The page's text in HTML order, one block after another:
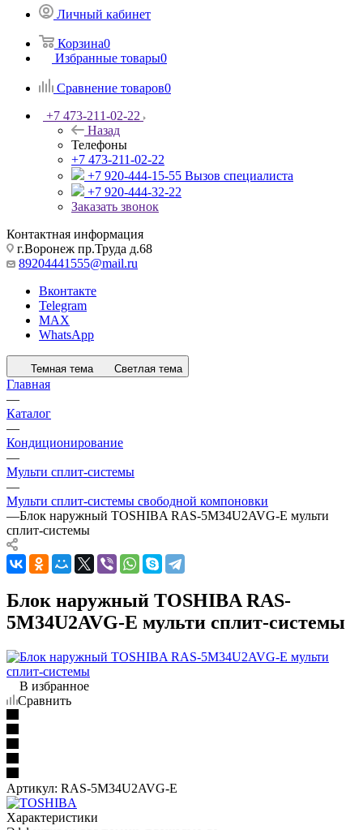
Личный кабинет
Корзина0
Избранные товары0
Сравнение товаров0
+7 473-211-02-22
Назад
Телефоны
+7 473-211-02-22
+7 920-444-15-55 Вызов специалиста
+7 920-444-32-22
Заказать звонок
Контактная информация
г.Воронеж пр.Труда д.68
89204441555@mail.ru
Вконтакте
Telegram
MAX
WhatsApp
Темная тема Светлая тема
Главная
—
Каталог
—
Кондиционирование
—
Мульти сплит-системы
—
Мульти сплит-системы свободной компоновки
—Блок наружный TOSHIBA RAS-5M34U2AVG-E мульти
сплит-системы
Блок наружный TOSHIBA RAS-
5M34U2AVG-E мульти сплит-системы
В избранное
Сравнить
Артикул: RAS-5M34U2AVG-E
Характеристики